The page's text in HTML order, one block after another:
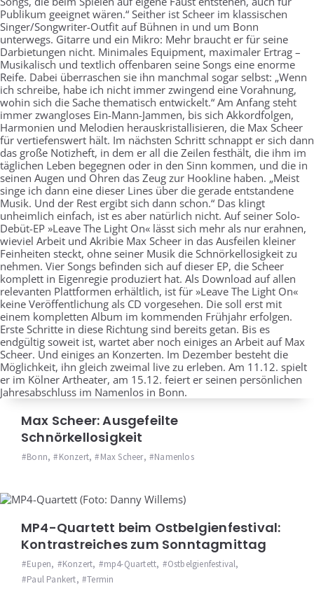
Max Scheer: Ausgefeilte
Schnörkellosigkeit
Bonn, Konzert, Max Scheer, Namenlos
MP4-Quartett beim Ostbelgienfestival:
Kontrastreiches zum Sonntagmittag
Eupen, Konzert, mp4-Quartett, Ostbelgienfestival,
Paul Pankert, Termin